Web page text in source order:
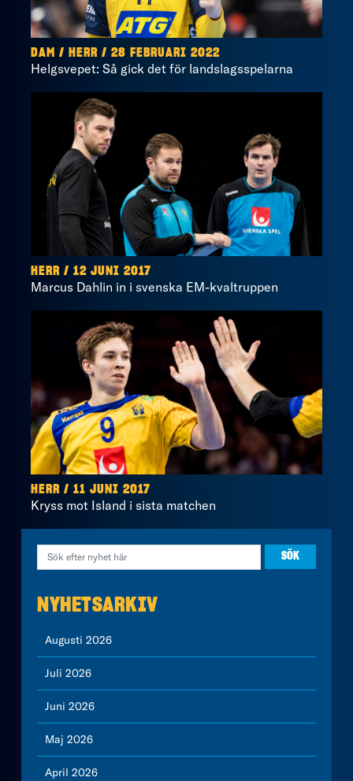
DAM / HERR / 28 FEBRUARI 2022
Helgsvepet: Så gick det för landslagsspelarna
HERR / 12 JUNI 2017
Marcus Dahlin in i svenska EM-kvaltruppen
HERR / 11 JUNI 2017
Kryss mot Island i sista matchen
NYHETSARKIV
Augusti 2026
Juli 2026
Juni 2026
Maj 2026
April 2026